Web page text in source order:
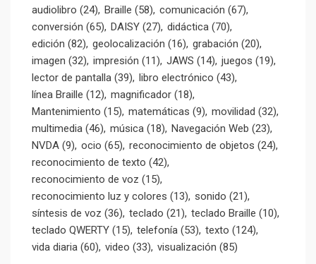
audiolibro (24) Braille (58) comunicación (67)
conversión (65) DAISY (27) didáctica (70)
edición (82) geolocalización (16) grabación (20)
imagen (32) impresión (11) JAWS (14) juegos (19)
lector de pantalla (39) libro electrónico (43)
línea Braille (12) magnificador (18)
Mantenimiento (15) matemáticas (9) movilidad (32)
multimedia (46) música (18) Navegación Web (23)
NVDA (9) ocio (65) reconocimiento de objetos (24)
reconocimiento de texto (42)
reconocimiento de voz (15)
reconocimiento luz y colores (13) sonido (21)
síntesis de voz (36) teclado (21) teclado Braille (10)
teclado QWERTY (15) telefonía (53) texto (124)
vida diaria (60) video (33) visualización (85)